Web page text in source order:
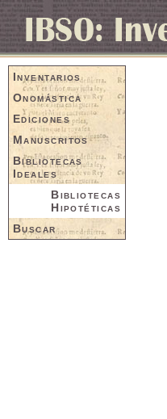
Inventarios
Onomástica
Ediciones
Manuscritos
Bibliotecas
Ideales
Bibliotecas
Hipotéticas
Buscar